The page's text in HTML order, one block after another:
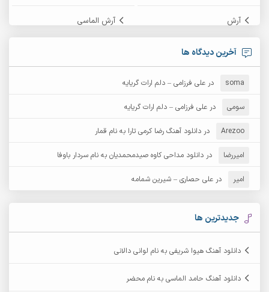
آرش آرش الماسی
آرش امامی
آرش عثمان
آرش مبهم آرش مستشیری
آرش مهرابی آرش نظری
آرشام
آرکاداش
آخرین دیدگاه ها
soma در علی فرزامی – دلم ارات گریایه
سومی در علی فرزامی – دلم ارات گریایه
Arezoo در دانلود آهنگ رضا کرمی تارا به نام قمار
امیررضا در دانلود مداحی کاوه صیدمحمدیان به نام سردار باوفا
امیر در علی حصاری – شیرین شمامه
جدیدترین ها
دانلود آهنگ هیوا شریفی به نام لوانی دالانی
دانلود آهنگ حامد الماسی به نام محضر